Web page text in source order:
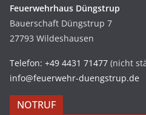
Feuerwehrhaus Düngstrup
Bauerschaft Düngstrup 7
27793 Wildeshausen
Telefon: +49 4431 71477 (nicht
info@feuerwehr-duengstrup.de
NOTRUF